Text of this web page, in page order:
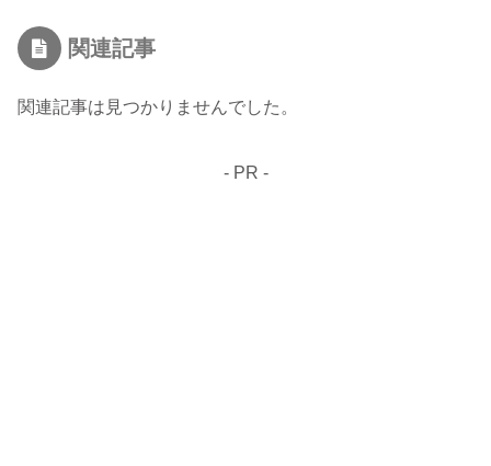
関連記事
関連記事は見つかりませんでした。
- PR -